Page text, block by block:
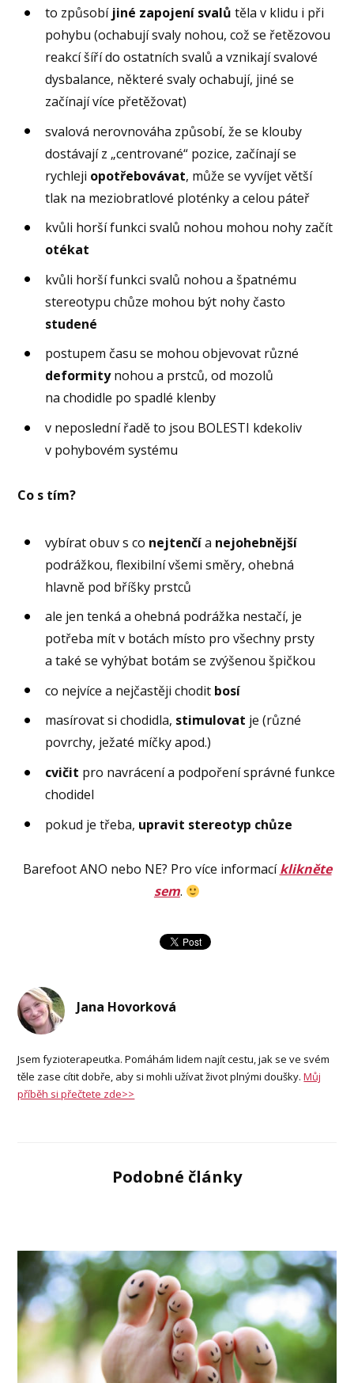
to způsobí jiné zapojení svalů těla v klidu i při
pohybu (ochabují svaly nohou, což se řetězovou
reakcí šíří do ostatních svalů a vznikají svalové
dysbalance, některé svaly ochabují, jiné se
začínají více přetěžovat)
svalová nerovnováha způsobí, že se klouby
dostávají z „centrované“ pozice, začínají se
rychleji opotřebovávat, může se vyvíjet větší
tlak na meziobratlové ploténky a celou páteř
kvůli horší funkci svalů nohou mohou nohy začít
otékat
kvůli horší funkci svalů nohou a špatnému
stereotypu chůze mohou být nohy často
studené
postupem času se mohou objevovat různé
deformitynohou a prstců, od mozolů
na chodidle po spadlé klenby
v neposlední řadě to jsou BOLESTI kdekoliv
v pohybovém systému
Co s tím?
vybírat obuv s co nejtenčía nejohebnější
podrážkou, flexibilní všemi směry, ohebná
hlavně pod bříšky prstců
ale jen tenká a ohebná podrážka nestačí, je
potřeba mít v botách místo pro všechny prsty
a také se vyhýbat botám se zvýšenou špičkou
co nejvíce a nejčastěji chodit bosí
masírovat si chodidla, stimulovat je (různé
povrchy, ježaté míčky apod.)
cvičit pro navrácení a podpoření správné funkce
chodidel
pokud je třeba, upravit stereotyp chůze
Barefoot ANO nebo NE? Pro více informacíklikněte
sem.
Jana Hovorková
Jsem fyzioterapeutka. Pomáhám lidem najít cestu, jak se ve svém
těle zase cítit dobře, aby si mohli užívat život plnými doušky.Můj
příběh si přečtete zde>>
Podobné články